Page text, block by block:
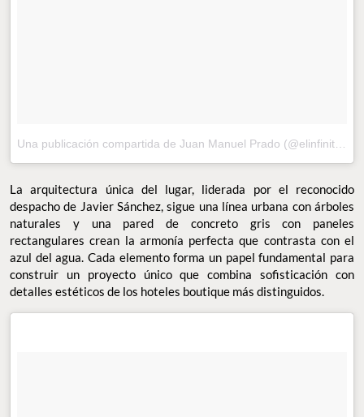
La arquitectura única del lugar, liderada por el reconocido
despacho de Javier Sánchez, sigue una línea urbana con árboles
naturales y una pared de concreto gris con paneles
rectangulares crean la armonía perfecta que contrasta con el
azul del agua. Cada elemento forma un papel fundamental para
construir un proyecto único que combina sofisticación con
detalles estéticos de los hoteles boutique más distinguidos.